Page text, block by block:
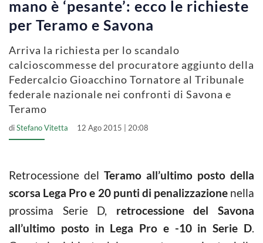
mano è ‘pesante’: ecco le richieste
per Teramo e Savona
Arriva la richiesta per lo scandalo
calcioscommesse del procuratore aggiunto della
Federcalcio Gioacchino Tornatore al Tribunale
federale nazionale nei confronti di Savona e
Teramo
diStefano Vitetta 12 Ago 2015 | 20:08
Retrocessione del Teramo all’ultimo posto della
scorsa Lega Pro e 20 punti di penalizzazionenella
prossima Serie D, retrocessione del Savona
all’ultimo posto in Lega Pro e -10 in Serie D.